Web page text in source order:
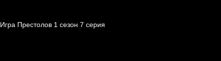
Игра Престолов 1 cезон 7 cерия